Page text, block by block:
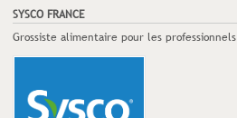
SYSCO FRANCE
Grossiste alimentaire pour les professionnels